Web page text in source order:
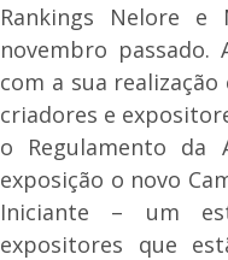
Rankings Nelore e
novembro passado.
com a sua
criadores e
o Regulamento da
exposição o novo
Iniciante – um
expositores que